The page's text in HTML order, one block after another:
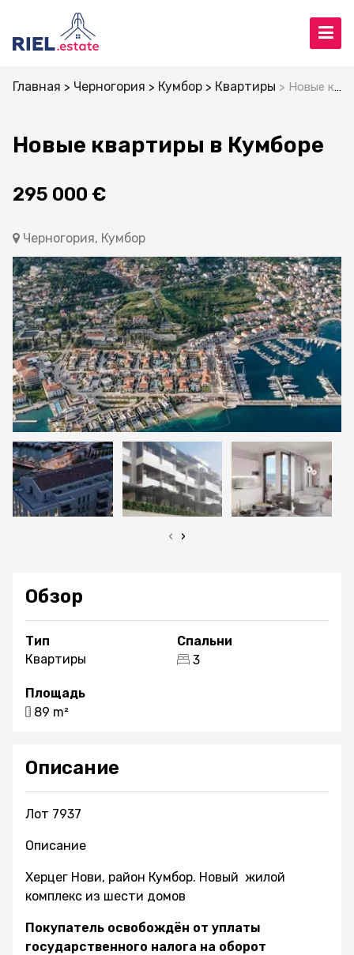
Главная Черногория Кумбор Квартиры Новые квартиры в Кумборе
Новые квартиры в Кумборе
295 000 €
Черногория, Кумбор
‹ ›
Обзор
Тип
Квартиры
Спальни
3
Площадь
89 m²
Описание
Лот 7937
Описание
Херцег Нови, район Кумбор. Новый жилой
комплекс из шести домов
Покупатель освобождён от уплаты
государственного налога на оборот